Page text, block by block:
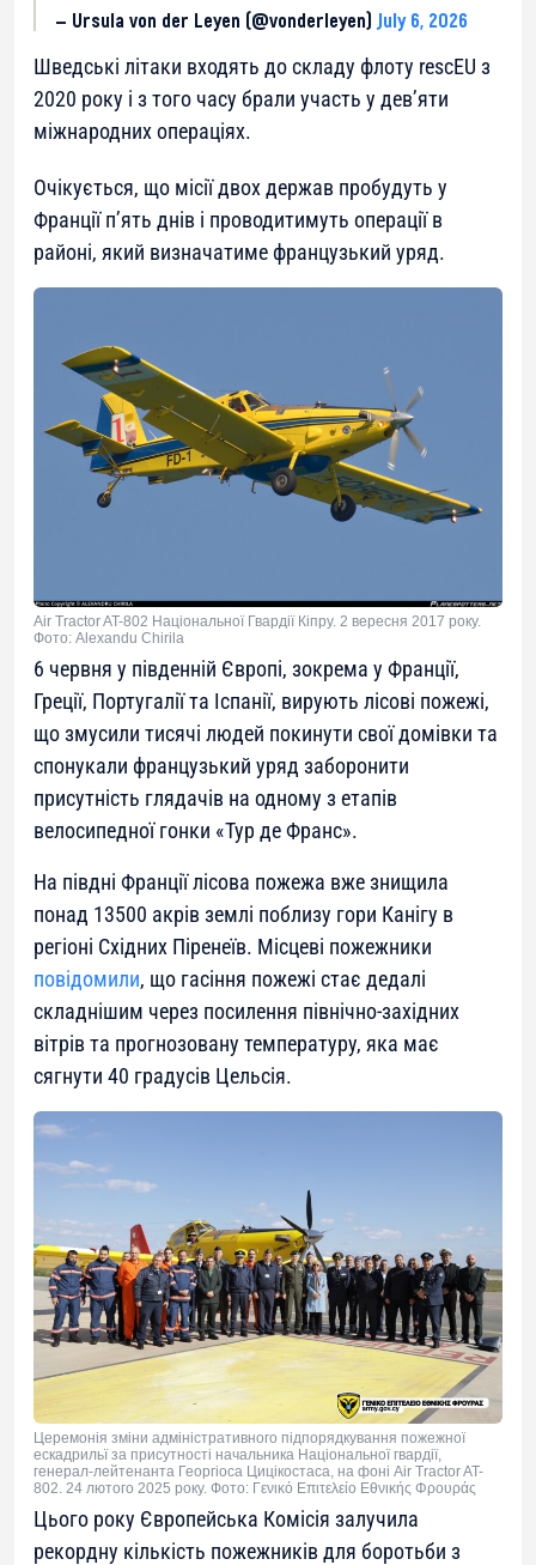
— Ursula von der Leyen (@vonderleyen) July 6, 2026
Шведські літаки входять до складу флоту rescEU з
2020 року і з того часу брали участь у дев’яти
міжнародних операціях.
Очікується, що місії двох держав пробудуть у
Франції п’ять днів і проводитимуть операції в
районі, який визначатиме французький уряд.
Air Tractor AT-802 Національної Гвардії Кіпру. 2 вересня 2017 року.
Фото: Alexandu Chirila
6 червня у південній Європі, зокрема у Франції,
Греції, Португалії та Іспанії, вирують лісові пожежі,
що змусили тисячі людей покинути свої домівки та
спонукали французький уряд заборонити
присутність глядачів на одному з етапів
велосипедної гонки «Тур де Франс».
На півдні Франції лісова пожежа вже знищила
понад 13500 акрів землі поблизу гори Канігу в
регіоні Східних Піренеїв. Місцеві пожежники
повідомили, що гасіння пожежі стає дедалі
складнішим через посилення північно-західних
вітрів та прогнозовану температуру, яка має
сягнути 40 градусів Цельсія.
Церемонія зміни адміністративного підпорядкування пожежної
ескадрильї за присутності начальника Національної гвардії,
генерал-лейтенанта Георгіоса Цицікостаса, на фоні Air Tractor AT-
802. 24 лютого 2025 року. Фото: Γενικό Επιτελείο Εθνικής Φρουράς
Цього року Європейська Комісія залучила
рекордну кількість пожежників для боротьби з